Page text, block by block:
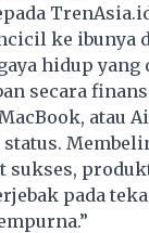
ke ibunya
hidup yang
secara
atau
sukses,
pada